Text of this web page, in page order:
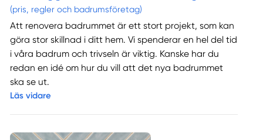
(pris, regler och badrumsföretag)
Att renovera badrummet är ett stort projekt, som kan
göra stor skillnad i ditt hem. Vi spenderar en hel del tid
i våra badrum och trivseln är viktig. Kanske har du
redan en idé om hur du vill att det nya badrummet
ska se ut.
Läs vidare